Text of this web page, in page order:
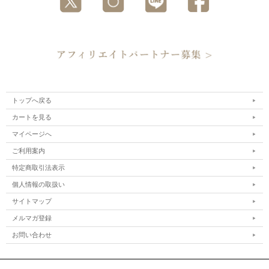
トップへ戻る
カートを見る
マイページへ
ご利用案内
特定商取引法表示
個人情報の取扱い
サイトマップ
メルマガ登録
お問い合わせ